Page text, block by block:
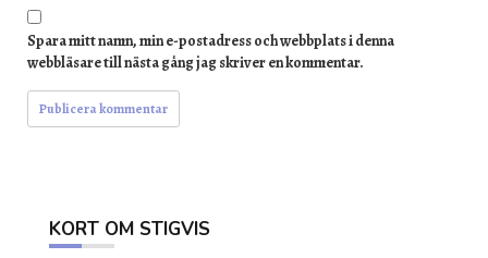
Spara mitt namn, min e-postadress och webbplats i denna
webbläsare till nästa gång jag skriver en kommentar.
KORT OM STIGVIS